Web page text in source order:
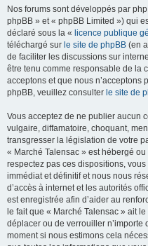
Nos forums sont développés par
phpBB » et « phpBB Limited ») qui
déclaré sous la « licence publique
téléchargé sur le site de phpBB (en
de faciliter les discussions sur
être tenu comme responsable de la
acceptons et que nous n’acceptons
phpBB, veuillez consulter le site de
Vous acceptez de ne publier aucun
vulgaire, diffamatoire, choquant,
transgresser la législation de votre
« Marché Talensac » est hébergé
respectez pas ces dispositions,
immédiat et définitif et nous nous
d’accès à internet et les autorités
est enregistrée afin d’aider au
le fait que « Marché Talensac » ait
déplacer ou de verrouiller n’importe
moment si nous estimons cela